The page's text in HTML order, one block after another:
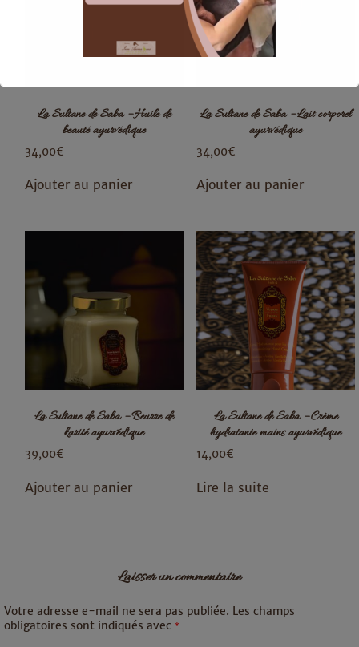
La Sultane de Saba – Huile de
beauté ayurvédique
34,00€
Ajouter au panier
La Sultane de Saba – Lait corporel
ayurvédique
34,00€
Ajouter au panier
La Sultane de Saba – Beurre de
karité ayurvédique
39,00€
Ajouter au panier
La Sultane de Saba – Crème
hydratante mains ayurvédique
14,00€
Lire la suite
Laisser un commentaire
Votre adresse e-mail ne sera pas publiée. Les champs
obligatoires sont indiqués avec *
Ceci fermera dans 15 secondes